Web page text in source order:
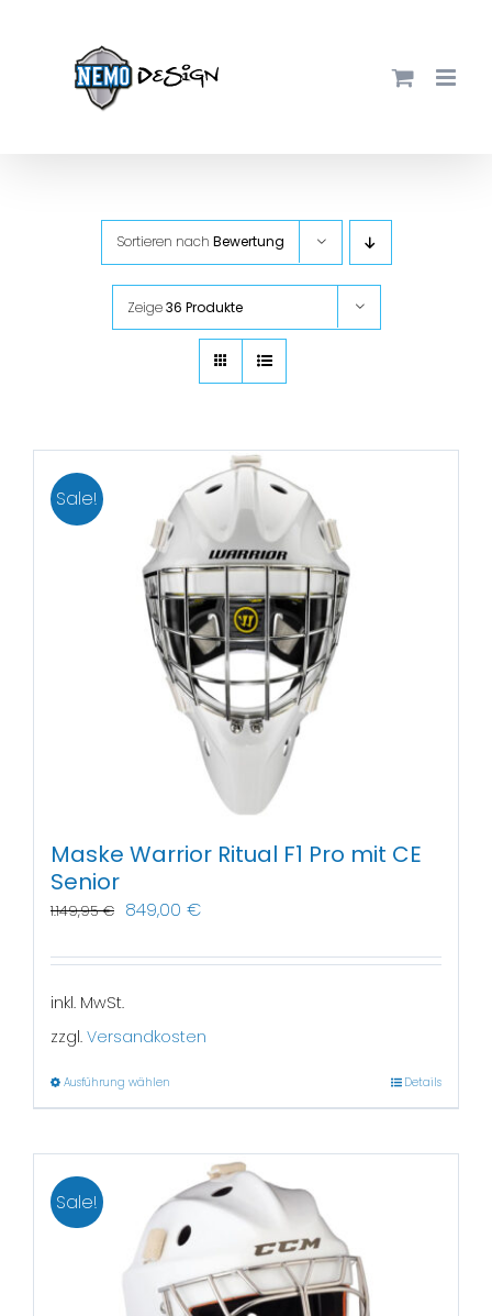
Sortieren nach Bewertung
Zeige36 Produkte
Sale!
Maske Warrior Ritual F1 Pro mit CE
Senior
1.149,95€ 849,00 €
inkl. MwSt.
zzgl. Versandkosten
Ausführung wählen Details
Sale!